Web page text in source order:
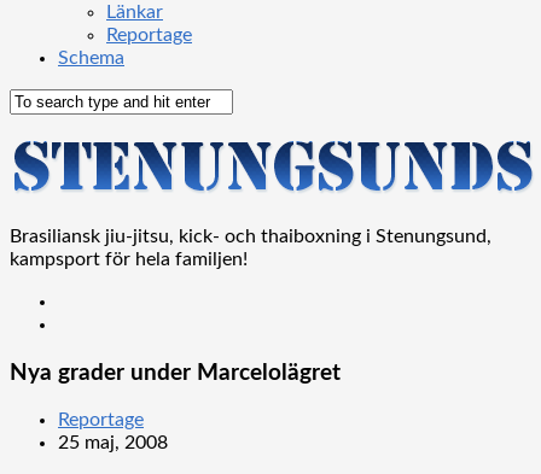
Länkar
Reportage
Schema
Brasiliansk jiu-jitsu, kick- och thaiboxning i Stenungsund,
kampsport för hela familjen!
Nya grader under Marcelolägret
Reportage
25 maj, 2008